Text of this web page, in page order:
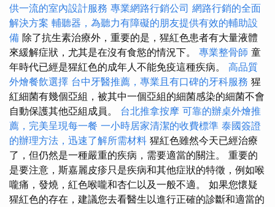
供一流的室內設計服務 專業網路行銷公司 網路行銷的全面
解決方案 輔聽器，為聽力有障礙的朋友提供有效的輔助設
備 除了抗生素治療外，重要的是，猩紅色患者有大量液體
來緩解症狀，尤其是在沒有食慾的情況下。 專業整骨師 童
年時代已經是猩紅色的成年人不能免疫這種疾病。 高品質
外燴餐飲選擇 台中牙醫推薦，專業且有口碑的牙科服務 猩
紅細菌有幾個亞組，被其中一個亞組的細菌感染的細菌不會
自動保護其他亞組成員。 台北推拿按摩 可靠的辦桌外燴推
薦，完美呈現每一餐 一小時居家清潔的收費標準 泰國簽證
的辦理方法，迅速了解所需材料 猩紅色雖然今天已經治療
了，但仍然是一種嚴重的疾病，需要適當的關注。 重要的
是要注意，斯嘉麗皮疹只是疾病和其他症狀的特徵，例如喉
嚨痛，發燒，紅色喉嚨和杏仁以及一般不適。 如果您懷疑
猩紅色的存在，建議您去看醫生以進行正確的診斷和適當的